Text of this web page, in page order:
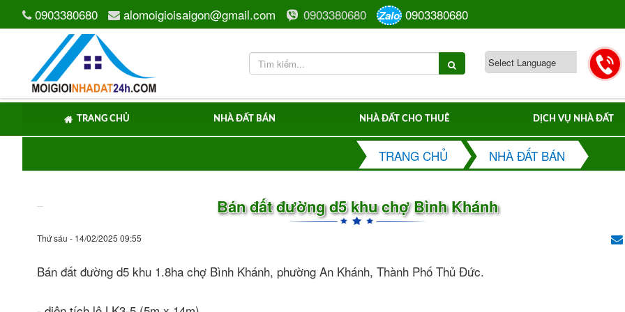
0903380680 alomoigioisaigon@gmail.com 0903380680 Zalo 0903380680
TRANG CHỦ NHÀ ĐẤT BÁN NHÀ ĐẤT CHO THUÊ DỊCH VỤ NHÀ ĐẤT
TRANG CHỦ NHÀ ĐẤT BÁN
Bán đất đường d5 khu chợ Bình Khánh
Thứ sáu - 14/02/2025 09:55
Bán đất đường d5 khu 1.8ha chợ Bình Khánh, phường An Khánh, Thành Phố Thủ Đức.